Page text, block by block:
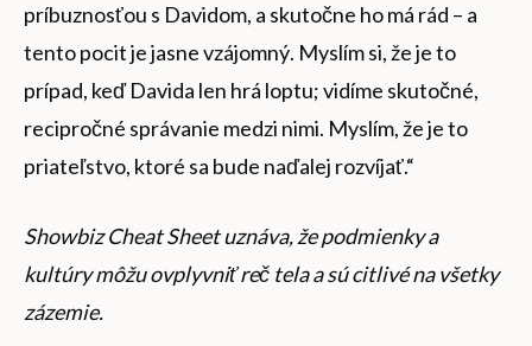
príbuznosťou s Davidom, a skutočne ho má rád – a
tento pocit je jasne vzájomný. Myslím si, že je to
prípad, keď Davida len hrá loptu; vidíme skutočné,
recipročné správanie medzi nimi. Myslím, že je to
priateľstvo, ktoré sa bude naďalej rozvíjať.“
Showbiz Cheat Sheet uznáva, že podmienky a
kultúry môžu ovplyvniť reč tela a sú citlivé na všetky
zázemie.